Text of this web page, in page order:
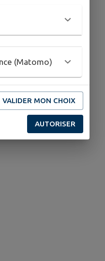
(Matomo)
VALIDER MON CHOIX
AUTORISER